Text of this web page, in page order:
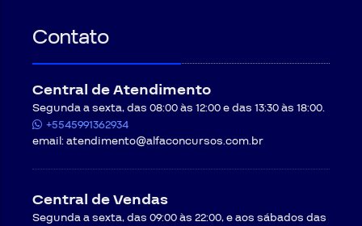
Contato
Central de Atendimento
Segunda a sexta, das 08:00 às 12:00 e das 13:30 às 18:00.
+5545991362934
email:atendimento@alfaconcursos.com.br
Central de Vendas
Segunda a sexta, das 09:00 às 22:00, e aos sábados das